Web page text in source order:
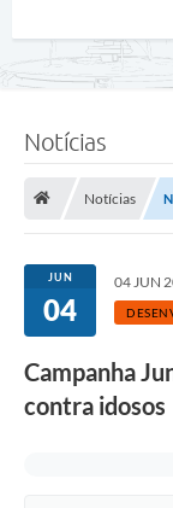
Notícias
Notícias
JUN
04
04 JUN
Campanha
contra idosos